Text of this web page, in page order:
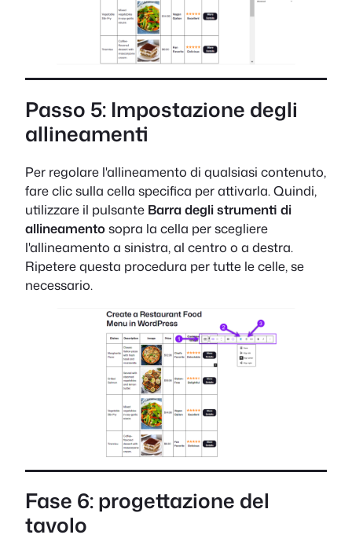
Passo 5: Impostazione degli
allineamenti
Per regolare l'allineamento di qualsiasi contenuto,
fare clic sulla cella specifica per attivarla. Quindi,
utilizzare il pulsante Barra degli strumenti di
allineamentosopra la cella per scegliere
l'allineamento a sinistra, al centro o a destra.
Ripetere questa procedura per tutte le celle, se
necessario.
Fase 6: progettazione del
tavolo